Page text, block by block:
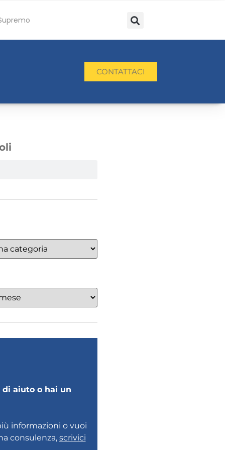
CONTATTACI
di aiuto o hai un
informazioni o vuoi
consulenza, scrivici